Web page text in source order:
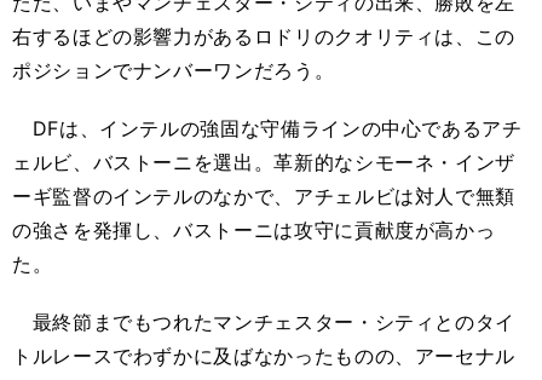
右するほどの影響力があるロドリのクオリティは、この
ポジションでナンバーワンだろう。
DFは、インテルの強固な守備ラインの中心であるアチ
ェルビ、バストーニを選出。革新的なシモーネ・インザ
ーギ監督のインテルのなかで、アチェルビは対人で無類
の強さを発揮し、バストーニは攻守に貢献度が高かっ
た。
最終節までもつれたマンチェスター・シティとのタイ
トルレースでわずかに及ばなかったものの、アーセナル